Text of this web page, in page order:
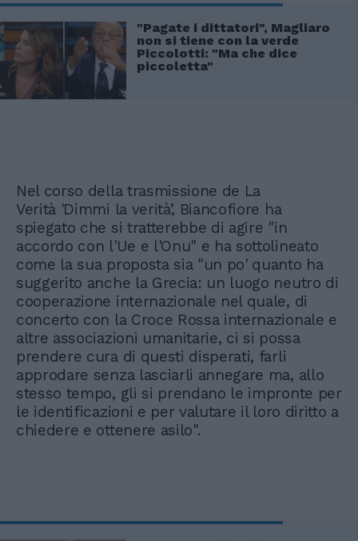
"Pagate i dittatori", Magliaro
non si tiene con la verde
Piccolotti: "Ma che dice
piccoletta"
Nel corso della trasmissione de La
Verità 'Dimmi la verità’, Biancofiore ha
spiegato che si tratterebbe di agire "in
accordo con l'Ue e l'Onu" e ha sottolineato
come la sua proposta sia "un po' quanto ha
suggerito anche la Grecia: un luogo neutro di
cooperazione internazionale nel quale, di
concerto con la Croce Rossa internazionale e
altre associazioni umanitarie, ci si possa
prendere cura di questi disperati, farli
approdare senza lasciarli annegare ma, allo
stesso tempo, gli si prendano le impronte per
le identificazioni e per valutare il loro diritto a
chiedere e ottenere asilo".